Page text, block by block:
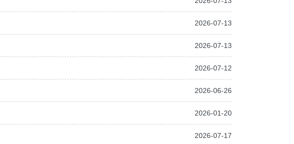
2026-07-13
2026-07-13
2026-07-12
2026-06-26
2026-01-20
2026-07-17